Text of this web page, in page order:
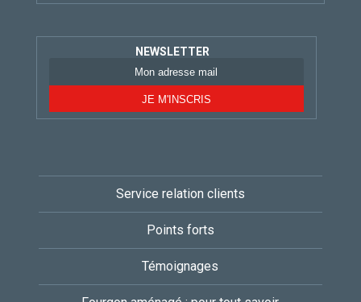
NEWSLETTER
Service relation clients
Points forts
Témoignages